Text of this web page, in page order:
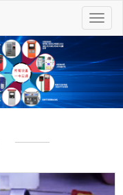
切
换
航